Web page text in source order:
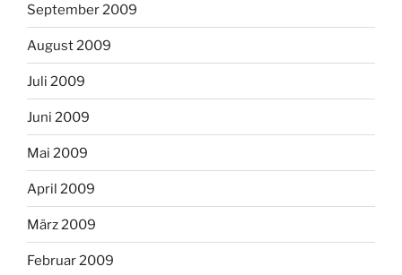
September 2009
August 2009
Juli 2009
Juni 2009
Mai 2009
April 2009
März 2009
Februar 2009